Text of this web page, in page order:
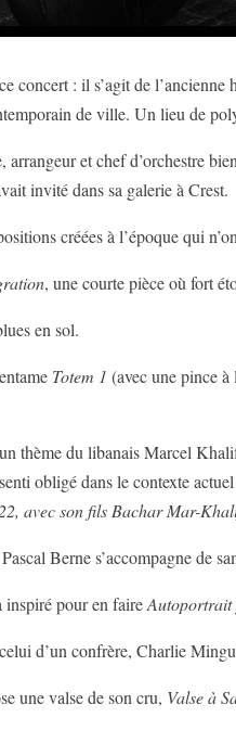
concert : il s’agit de
de ville. Un lieu de
arrangeur et chef d’orchestre
invité dans sa galerie à Crest.
créées à l’époque qui
, une courte pièce où fort
en sol.
Totem 1 (avec une pince
thème du libanais Marcel
obligé dans le contexte
avec son fils Bachar Mar-
Berne s’accompagne de
inspiré pour en faireAutoportrait
d’un confrère, Charlie
une valse de son cru, Valse à